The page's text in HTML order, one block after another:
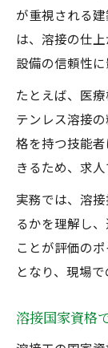
半自
未経験で
未経
コツ
溶接
る理
国家
接の
アー
ント
半自
が重視される
は、溶接の仕
設備の信頼性に
たとえば、医
テンレス溶接
格を持つ技能
きるため、求
実務では、溶
るかを理解し
ことが評価の
となり、現場
溶接国家資格